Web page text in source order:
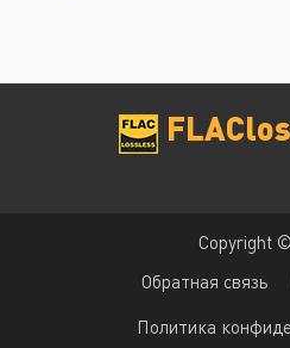
Copyright
Обратная связь
Политика